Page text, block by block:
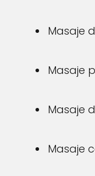
Masaje
Masaje
Masaje
Masaje